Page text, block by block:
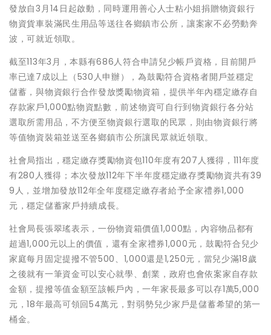
發放自3月14日起啟動，同時運用善心人士粘小姐捐贈物資銀行
物資貨車裝滿民生用品等送往各鄉鎮市公所，讓案家不必勞動奔
波，可就近領取。
截至113年3月，本縣有686人符合申請兒少帳戶資格，目前開戶
率已達7成以上（530人申辦），為鼓勵符合資格者開戶並穩定
儲蓄，與物資銀行合作發放獎勵物資箱，提供半年內穩定繳存自
存款家戶1,000點物資點數，前述物資可自行到物資銀行各分站
選取所需用品，不方便至物資銀行選取的民眾，則由物資銀行將
等值物資裝箱並送至各鄉鎮市公所讓民眾就近領取。
社會局指出，穩定繳存獎勵物資包110年度有207人獲得，111年度
有280人獲得；本次發放112年下半年度穩定繳存獎勵物資共有39
9人，並增加發放112年全年度穩定繳存者給予全家禮券1,000
元，穩定儲蓄家戶持續成長。
社會局長張翠瑤表示，一份物資箱價值1,000點，內容物品都有
超過1,000元以上的價值，還有全家禮券1,000元，鼓勵符合兒少
家庭每月固定提撥不管500、1,000還是1,250元，當兒少滿18歲
之後就有一筆資金可以安心就學、創業，政府也會依案家自存款
金額，提撥等值金額至該帳戶內，一年家長最多可以存1萬5,000
元，18年最高可領回54萬元，對弱勢兒少家戶是儲蓄希望的第一
桶金。